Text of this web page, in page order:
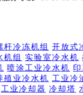
杆冷冻机组
开放式
机组 实验室冷水机
喷涂工业冷水机
殖业冷水机 工业冷
工业冷却器 冷却塔